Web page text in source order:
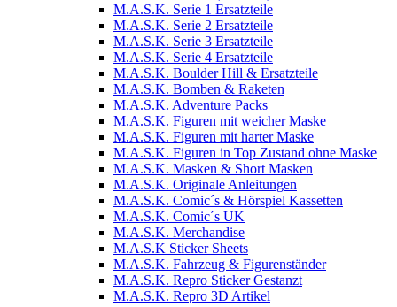
M.A.S.K. Serie 1 Ersatzteile
M.A.S.K. Serie 2 Ersatzteile
M.A.S.K. Serie 3 Ersatzteile
M.A.S.K. Serie 4 Ersatzteile
M.A.S.K. Boulder Hill & Ersatzteile
M.A.S.K. Bomben & Raketen
M.A.S.K. Adventure Packs
M.A.S.K. Figuren mit weicher Maske
M.A.S.K. Figuren mit harter Maske
M.A.S.K. Figuren in Top Zustand ohne Maske
M.A.S.K. Masken & Short Masken
M.A.S.K. Originale Anleitungen
M.A.S.K. Comic´s & Hörspiel Kassetten
M.A.S.K. Comic´s UK
M.A.S.K. Merchandise
M.A.S.K Sticker Sheets
M.A.S.K. Fahrzeug & Figurenständer
M.A.S.K. Repro Sticker Gestanzt
M.A.S.K. Repro 3D Artikel